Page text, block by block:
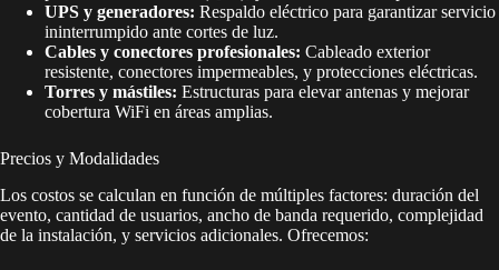
UPS y generadores: Respaldo eléctrico para garantizar servicio
ininterrumpido ante cortes de luz.
Cables y conectores profesionales: Cableado exterior
resistente, conectores impermeables, y protecciones eléctricas.
Torres y mástiles: Estructuras para elevar antenas y mejorar
cobertura WiFi en áreas amplias.
Precios y Modalidades
Los costos se calculan en función de múltiples factores: duración del
evento, cantidad de usuarios, ancho de banda requerido, complejidad
de la instalación, y servicios adicionales. Ofrecemos: